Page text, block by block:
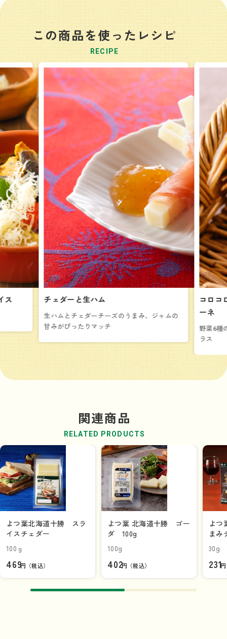
この商品を使ったレシピ
RECIPE
ス チェダーと生ハム
生ハムとチェダーチーズのうまみ、ジャムの
甘みがぴったりマッチ
コロコ
ーネ
野菜6種
ラス
関連商品
RELATED PRODUCTS
よつ葉北海道十勝 スラ
イスチェダー
100ｇ
469円（税込）
よつ葉 北海道十勝 ゴー
ダ 100g
100g
402円（税込）
よ
ま
30g
231